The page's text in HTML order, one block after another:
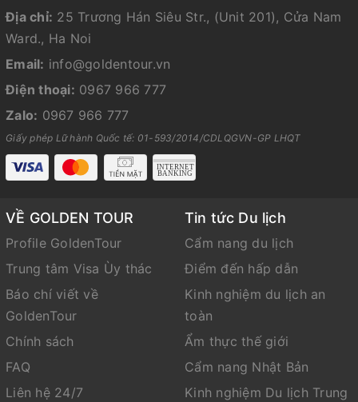
Địa chỉ: 25 Trương Hán Siêu Str., (Unit 201), Cửa Nam
Ward., Ha Noi
Email: info@goldentour.vn
Điện thoại: 0967 966 777
Zalo: 0967 966 777
Giấy phép Lữ hành Quốc tế: 01-593/2014/CDLQGVN-GP LHQT
VỀ GOLDEN TOUR
Profile GoldenTour
Trung tâm Visa Ùy thác
Báo chí viết về
GoldenTour
Chính sách
FAQ
Liên hệ 24/7
Tin tức Du lịch
Cẩm nang du lịch
Điểm đến hấp dẫn
Kinh nghiệm du lịch an
toàn
Ẩm thực thế giới
Cẩm nang Nhật Bản
Kinh nghiệm Du lịch Trung